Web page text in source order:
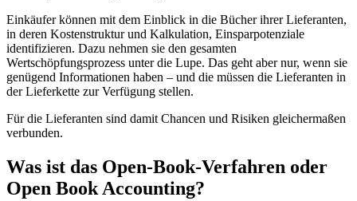
Einkäufer können mit dem Einblick in die Bücher ihrer Lieferanten,
in deren Kostenstruktur und Kalkulation, Einsparpotenziale
identifizieren. Dazu nehmen sie den gesamten
Wertschöpfungsprozess unter die Lupe. Das geht aber nur, wenn sie
genügend Informationen haben – und die müssen die Lieferanten in
der Lieferkette zur Verfügung stellen.
Für die Lieferanten sind damit Chancen und Risiken gleichermaßen
verbunden.
Was ist das Open-Book-Verfahren oder
Open Book Accounting?